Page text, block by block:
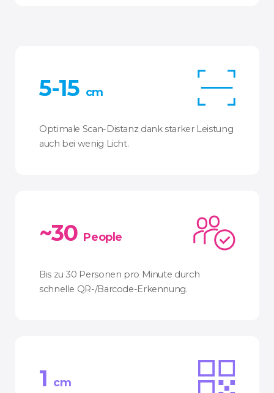
5-15 cm
Optimale Scan-Distanz dank starker Leistung
auch bei wenig Licht.
~30 People
Bis zu 30 Personen pro Minute durch
schnelle QR-/Barcode-Erkennung.
1 cm